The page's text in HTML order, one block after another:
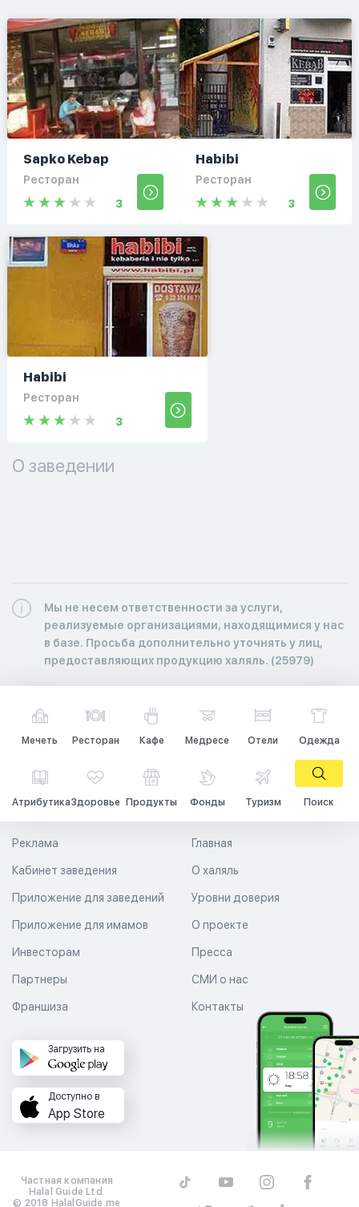
Sapko Kebap
Ресторан
3
Habibi
Ресторан
3
Habibi
Ресторан
3
О заведении
Мы не несем ответственности за услуги,
реализуемые организациями, находящимися у нас
в базе. Просьба дополнительно уточнять у лиц,
предоставляющих продукцию халяль. (25979)
Мечеть Ресторан Кафе Медресе Отели Одежда
АтрибутикаЗдоровье Продукты Фонды Туризм Поиск
Главная
О халяль
Уровни доверия
Реклама
Кабинет заведения
Приложение для заведений
Приложение для имамов О проекте
Пресса
СМИ о нас
Контакты
Инвесторам
Партнеры
Франшиза
Загрузить на
Доступно в
App Store
Частная компания
Halal Guide Ltd.
© 2018 HalalGuide.me